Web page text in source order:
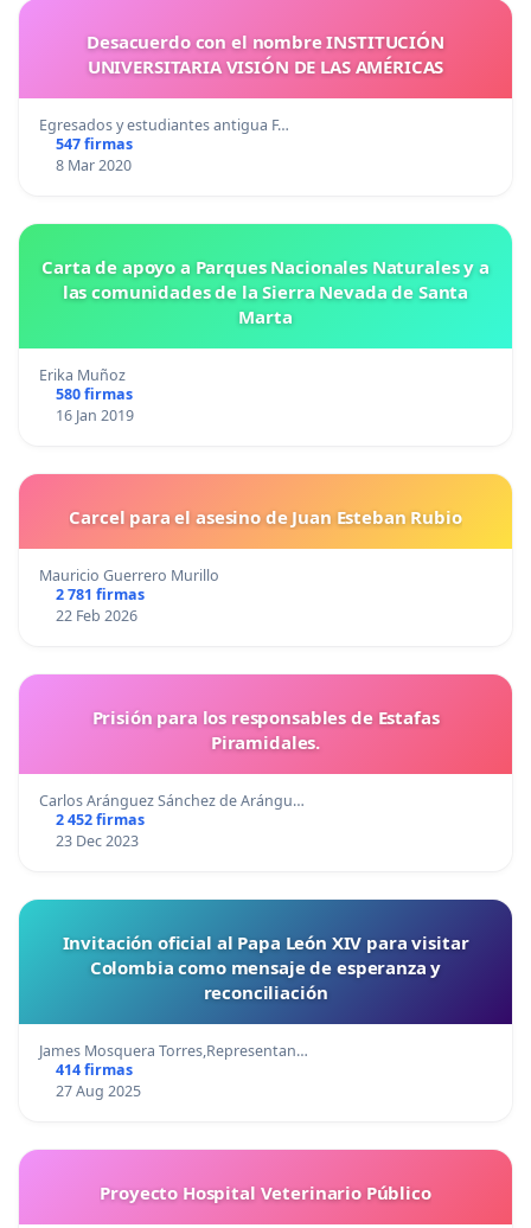
Desacuerdo con el nombre INSTITUCIÓN
UNIVERSITARIA VISIÓN DE LAS AMÉRICAS
Egresados y estudiantes antigua F…
547 firmas
8 Mar 2020
Carta de apoyo a Parques Nacionales Naturales y a
las comunidades de la Sierra Nevada de Santa
Marta
Erika Muñoz
580 firmas
16 Jan 2019
Carcel para el asesino de Juan Esteban Rubio
Mauricio Guerrero Murillo
2 781 firmas
22 Feb 2026
Prisión para los responsables de Estafas
Piramidales.
Carlos Aránguez Sánchez de Arángu…
2 452 firmas
23 Dec 2023
Invitación oficial al Papa León XIV para visitar
Colombia como mensaje de esperanza y
reconciliación
James Mosquera Torres,Representan…
414 firmas
27 Aug 2025
Proyecto Hospital Veterinario Público